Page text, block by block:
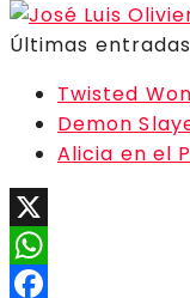
Últimas
Twisted
Demon
Alicia en el
X
WhatsApp